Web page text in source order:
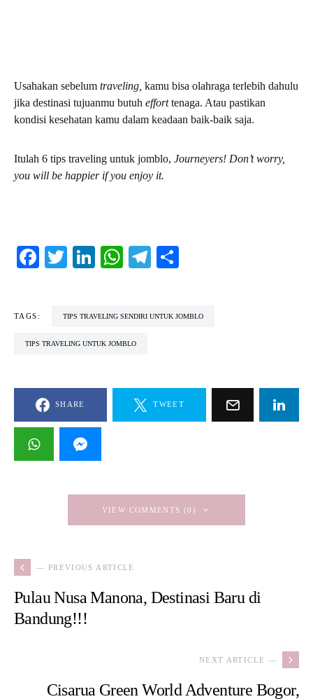
Usahakan sebelum traveling, kamu bisa olahraga terlebih dahulu
jika destinasi tujuanmu butuh efforttenaga. Atau pastikan
kondisi kesehatan kamu dalam keadaan baik-baik saja.
Itulah 6 tips traveling untuk jomblo, Journeyers! Don’t worry,
you will be happier if you enjoy it.
Facebook
TwitterLinkedIn
WhatsApp
Telegram
TAGS: TIPS TRAVELING SENDIRI UNTUK JOMBLO
TIPS TRAVELING UNTUK JOMBLO
SHARE TWEET
VIEW COMMENTS (0)
— PREVIOUS ARTICLE
Pulau Nusa Manona, Destinasi Baru di
Bandung!!!
NEXT ARTICLE —
Cisarua Green World Adventure Bogor,